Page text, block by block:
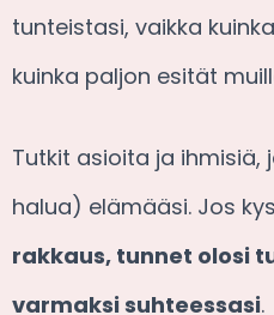
tunteistasi, vaikka
kuinka paljon esität
Tutkit asioita ja
halua) elämääsi. Jos
rakkaus, tunnet olosi
varmaksi suhteessasi.